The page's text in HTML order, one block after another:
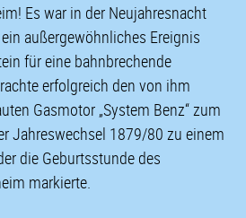
Es war in der Neujahresnacht
außergewöhnliches Ereignis
für eine bahnbrechende
erfolgreich den von ihm
Gasmotor „System Benz“ zum
Jahreswechsel 1879/80 zu einem
die Geburtsstunde des
markierte.